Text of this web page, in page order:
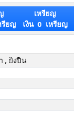
รียญ
เหรียญ
เงิน 0 เหรียญ
, ยิงปืน